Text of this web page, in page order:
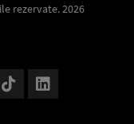
rezervate. 2026